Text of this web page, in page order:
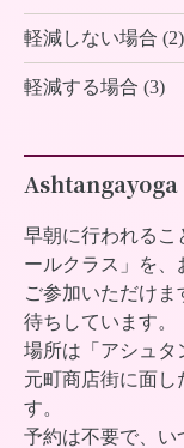
軽減しない場合 (2)
軽減する場合 (3)
Ashtangayoga
早朝に行われるこ
ールクラス」を、
ご参加いただけ
待ちしています。
場所は「アシュタ
元町商店街に面
す。
予約は不要で、い